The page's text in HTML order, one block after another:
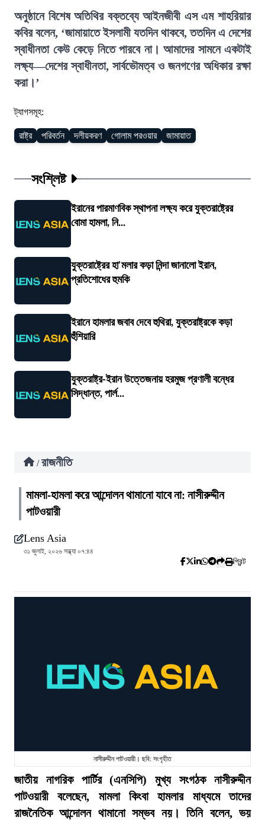
অনুষ্ঠানে বিশেষ অতিথির বক্তব্যে আইনজীবী এস এম শাহরিয়ার
কবির বলেন, ‘জামায়াতে ইসলামী যতদিন থাকবে, ততদিন এ দেশের
স্বাধীনতা কেউ কেড়ে নিতে পারবে না। আমাদের সামনে একটাই
লক্ষ্য—দেশের স্বাধীনতা, সার্বভৌমত্ব ও জনগণের অধিকার রক্ষা
করা।’
ট্যাগসমূহ:
রাষ্ট্র পরিবর্তন দলীয়করণ গোলাম পরওয়ার জামায়াত
সংশ্লিষ্ট
ইরানের পারমাণবিক স্থাপনা লক্ষ্য করে যুক্তরাষ্ট্রের
বোমা হামলা, নি...
যুক্তরাষ্ট্রের হা'মলার কড়া নিন্দা জানালো ইরান,
প্রতিশোধের হুমকি
ইরানে হামলার জবাব দেবে হুথিরা, যুক্তরাষ্ট্রকে কড়া
হুঁশিয়ারি
যুক্তরাষ্ট্র-ইরান উত্তেজনায় হরমুজ প্রণালী বন্ধের
সিদ্ধান্ত, পার্ল...
/ রাজনীতি
মামলা-হামলা করে আন্দোলন থামানো যাবে না: নাসীরুদ্দীন
পাটওয়ারী
Lens Asia
৩১ জুলাই, ২০২৬ সন্ধ্যা ০৭:৪৪
প্রিন্ট
নাসীরুদ্দীন পাটওয়ারী। ছবি: সংগৃহীত
জাতীয় নাগরিক পার্টির (এনসিপি) মুখ্য সংগঠক নাসীরুদ্দীন
পাটওয়ারী বলেছেন, মামলা কিংবা হামলার মাধ্যমে তাদের
রাজনৈতিক আন্দোলন থামানো সম্ভব নয়। তিনি বলেন, ভয়